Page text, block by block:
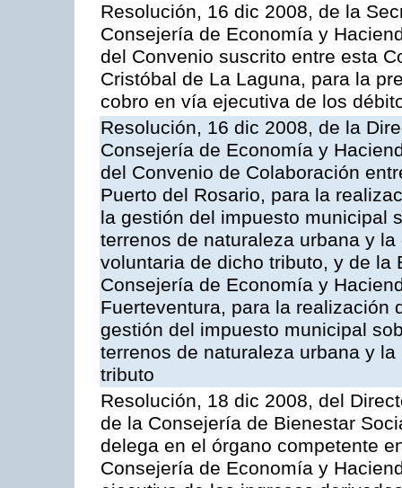
Resolución, 16 dic 2008, de la
Consejería de Economía y
del Convenio suscrito entre esta
Cristóbal de La Laguna, para la
cobro en vía ejecutiva de los
Resolución, 16 dic 2008, de la
Consejería de Economía y
del Convenio de Colaboración
Puerto del Rosario, para la
la gestión del impuesto municipal
terrenos de naturaleza urbana y
voluntaria de dicho tributo, y de la
Consejería de Economía y
Fuerteventura, para la realización
gestión del impuesto municipal
terrenos de naturaleza urbana y
tributo
Resolución, 18 dic 2008, del
de la Consejería de Bienestar
delega en el órgano competente
Consejería de Economía y